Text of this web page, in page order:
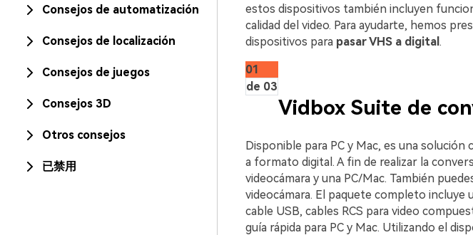
Consejos de automatización
Consejos de localización
Consejos de juegos
Consejos 3D
Otros consejos
已禁用
estos dispositivos también incluyen
calidad del video. Para ayudarte, hemos
dispositivos para pasar VHS a digital .
01
de 03
Vidbox Suite de
Disponible para PC y Mac, es una
a formato digital. A fin de realizar la
videocámara y una PC/Mac. También
videocámara. El paquete completo incluye
cable USB, cables RCS para video
guía rápida para PC y Mac. Utilizando el